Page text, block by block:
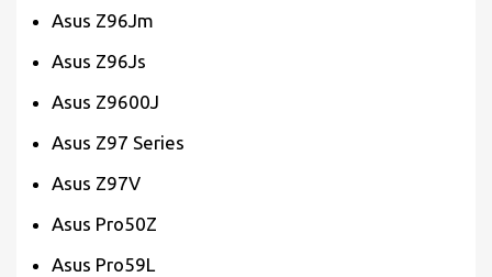
Asus Z96Jm
Asus Z96Js
Asus Z9600J
Asus Z97 Series
Asus Z97V
Asus Pro50Z
Asus Pro59L